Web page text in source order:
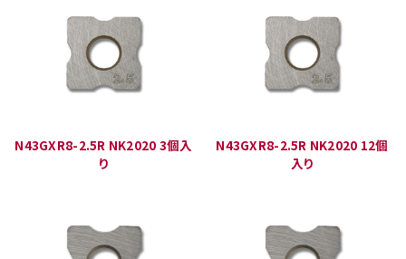
N43GXR8-2.5R NK2020 3個入
り
N43GXR8-2.5R NK2020 12個
入り